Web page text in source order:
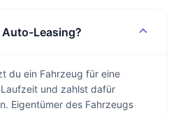
Auto-Leasing?
du ein Fahrzeug für eine
und zahlst dafür
Eigentümer des Fahrzeugs